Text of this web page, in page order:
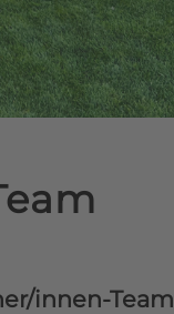
innen-Team